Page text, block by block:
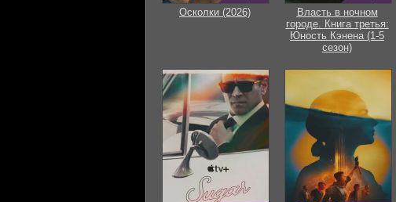
Осколки (2026)
Власть в ночном
городе. Книга третья:
Юность Кэнена (1-5
сезон)